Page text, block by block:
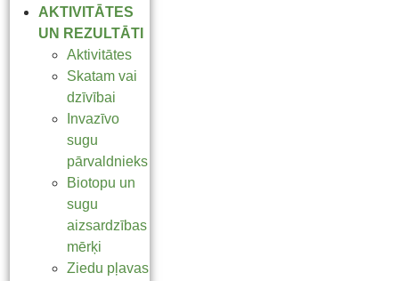
AKTIVITĀTES
UN REZULTĀTI
Aktivitātes
Skatam vai
dzīvībai
Invazīvo
sugu
pārvaldnieks
Biotopu un
sugu
aizsardzības
mērķi
Ziedu pļavas